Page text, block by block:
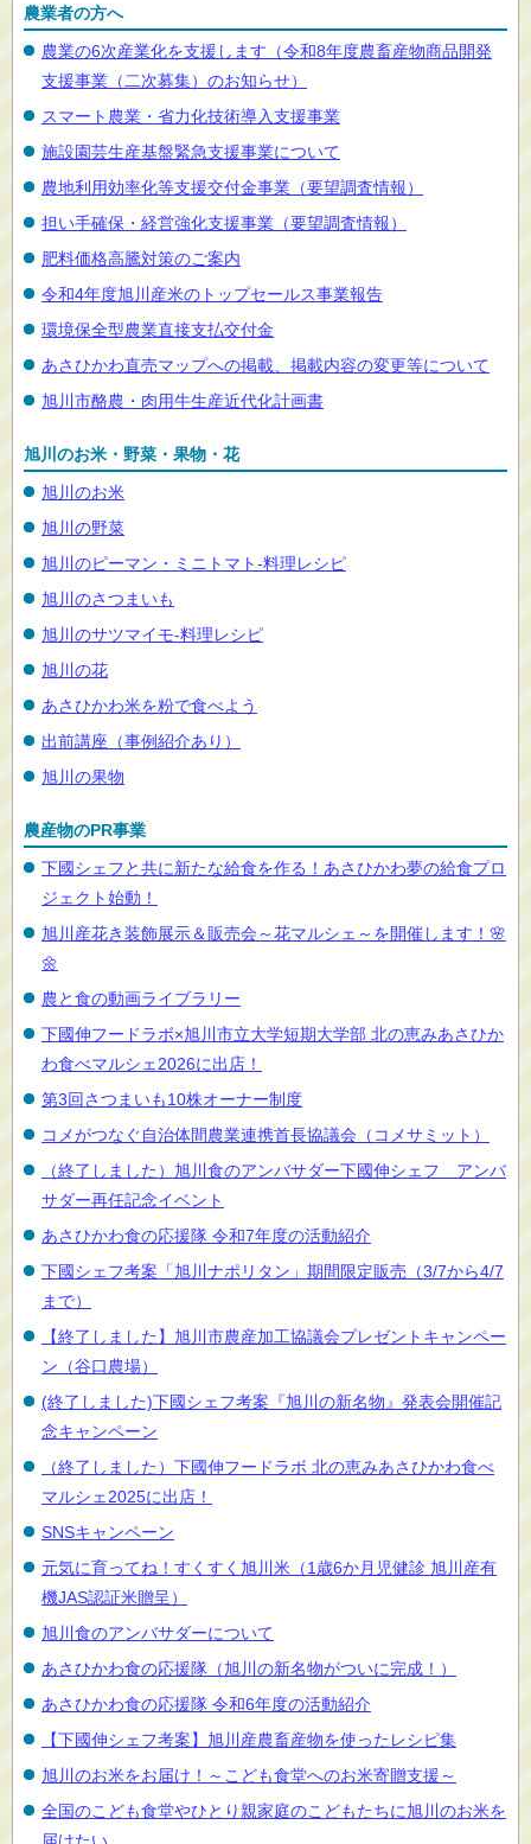
農業者の方へ
農業の6次産業化を支援します（令和8年度農畜産物商品開発
支援事業（二次募集）のお知らせ）
スマート農業・省力化技術導入支援事業
施設園芸生産基盤緊急支援事業について
農地利用効率化等支援交付金事業（要望調査情報）
担い手確保・経営強化支援事業（要望調査情報）
肥料価格高騰対策のご案内
令和4年度旭川産米のトップセールス事業報告
環境保全型農業直接支払交付金
あさひかわ直売マップへの掲載、掲載内容の変更等について
旭川市酪農・肉用牛生産近代化計画書
旭川のお米・野菜・果物・花
旭川のお米
旭川の野菜
旭川のピーマン・ミニトマト-料理レシピ
旭川のさつまいも
旭川のサツマイモ-料理レシピ
旭川の花
あさひかわ米を粉で食べよう
出前講座（事例紹介あり）
旭川の果物
農産物のPR事業
下國シェフと共に新たな給食を作る！あさひかわ夢の給食プロ
ジェクト始動！
旭川産花き装飾展示＆販売会～花マルシェ～を開催します！🌸
🌼
農と食の動画ライブラリー
下國伸フードラボ×旭川市立大学短期大学部 北の恵みあさひか
わ食べマルシェ2026に出店！
第3回さつまいも10株オーナー制度
コメがつなぐ自治体間農業連携首長協議会（コメサミット）
（終了しました）旭川食のアンバサダー下國伸シェフ アンバ
サダー再任記念イベント
あさひかわ食の応援隊 令和7年度の活動紹介
下國シェフ考案「旭川ナポリタン」期間限定販売（3/7から4/7
まで）
【終了しました】旭川市農産加工協議会プレゼントキャンペー
ン（谷口農場）
(終了しました)下國シェフ考案『旭川の新名物』発表会開催記
念キャンペーン
（終了しました）下國伸フードラボ 北の恵みあさひかわ食べ
マルシェ2025に出店！
SNSキャンペーン
元気に育ってね！すくすく旭川米（1歳6か月児健診 旭川産有
機JAS認証米贈呈）
旭川食のアンバサダーについて
あさひかわ食の応援隊（旭川の新名物がついに完成！）
あさひかわ食の応援隊 令和6年度の活動紹介
【下國伸シェフ考案】旭川産農畜産物を使ったレシピ集
旭川のお米をお届け！～こども食堂へのお米寄贈支援～
全国のこども食堂やひとり親家庭のこどもたちに旭川のお米を